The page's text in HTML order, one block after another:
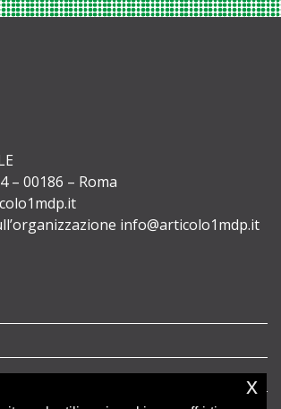
– 00186 – Roma
info@articolo1mdp.it
x